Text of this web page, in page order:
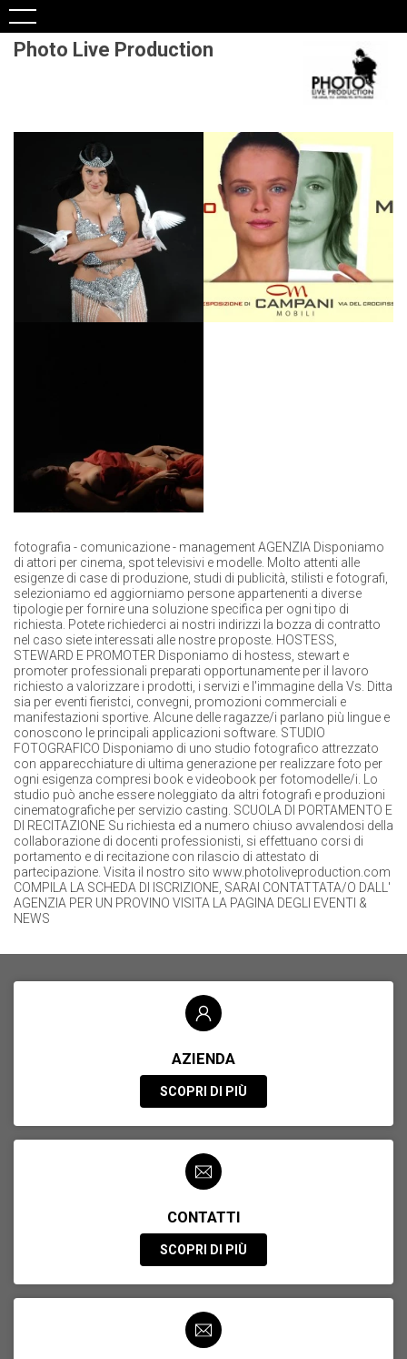
Photo Live Production
fotografia - comunicazione - management AGENZIA Disponiamo
di attori per cinema, spot televisivi e modelle. Molto attenti alle
esigenze di case di produzione, studi di publicità, stilisti e fotografi,
selezioniamo ed aggiorniamo persone appartenenti a diverse
tipologie per fornire una soluzione specifica per ogni tipo di
richiesta. Potete richiederci ai nostri indirizzi la bozza di contratto
nel caso siete interessati alle nostre proposte. HOSTESS,
STEWARD E PROMOTER Disponiamo di hostess, stewart e
promoter professionali preparati opportunamente per il lavoro
richiesto a valorizzare i prodotti, i servizi e l'immagine della Vs. Ditta
sia per eventi fieristci, convegni, promozioni commerciali e
manifestazioni sportive. Alcune delle ragazze/i parlano più lingue e
conoscono le principali applicazioni software. STUDIO
FOTOGRAFICO Disponiamo di uno studio fotografico attrezzato
con apparecchiature di ultima generazione per realizzare foto per
ogni esigenza compresi book e videobook per fotomodelle/i. Lo
studio può anche essere noleggiato da altri fotografi e produzioni
cinematografiche per servizio casting. SCUOLA DI PORTAMENTO E
DI RECITAZIONE Su richiesta ed a numero chiuso avvalendosi della
collaborazione di docenti professionisti, si effettuano corsi di
portamento e di recitazione con rilascio di attestato di
partecipazione. Visita il nostro sito www.photoliveproduction.com
COMPILA LA SCHEDA DI ISCRIZIONE, SARAI CONTATTATA/O DALL'
AGENZIA PER UN PROVINO VISITA LA PAGINA DEGLI EVENTI &
NEWS
AZIENDA
SCOPRI DI PIÙ
CONTATTI
SCOPRI DI PIÙ